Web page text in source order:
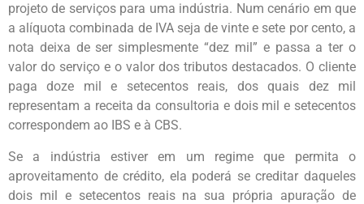
projeto de serviços para uma indústria. Num cenário em que
a alíquota combinada de IVA seja de vinte e sete por cento, a
nota deixa de ser simplesmente “dez mil” e passa a ter o
valor do serviço e o valor dos tributos destacados. O cliente
paga doze mil e setecentos reais, dos quais dez mil
representam a receita da consultoria e dois mil e setecentos
correspondem ao IBS e à CBS.
Se a indústria estiver em um regime que permita o
aproveitamento de crédito, ela poderá se creditar daqueles
dois mil e setecentos reais na sua própria apuração de